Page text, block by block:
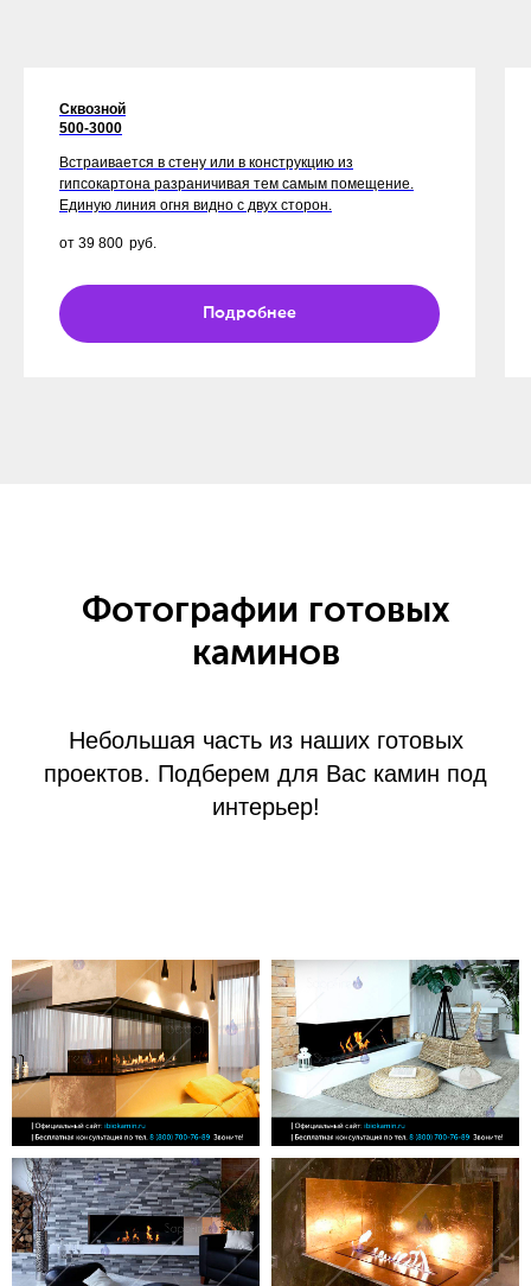
Сквозной
500-3000
Встраивается в стену или в конструкцию из
гипсокартона разраничивая тем самым помещение.
Единую линия огня видно с двух сторон.
от 39 800 руб.
Подробнее
Фотографии готовых
каминов
Небольшая часть из наших готовых
проектов. Подберем для Вас камин под
интерьер!